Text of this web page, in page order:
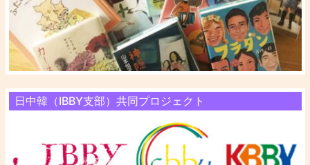
日中韓（IBBY支部）共同プロジェクト